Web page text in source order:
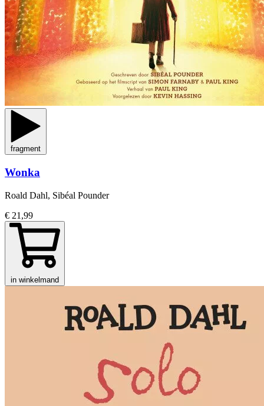
fragment
Wonka
Roald Dahl, Sibéal Pounder
€ 21,99
in winkelmand